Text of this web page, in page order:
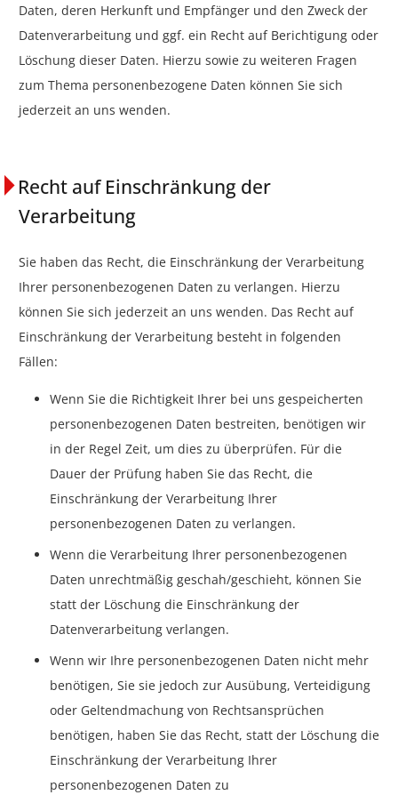
Daten, deren Herkunft und Empfänger und den Zweck der
Datenverarbeitung und ggf. ein Recht auf Berichtigung oder
Löschung dieser Daten. Hierzu sowie zu weiteren Fragen
zum Thema personenbezogene Daten können Sie sich
jederzeit an uns wenden.
Recht auf Einschränkung der
Verarbeitung
Sie haben das Recht, die Einschränkung der Verarbeitung
Ihrer personenbezogenen Daten zu verlangen. Hierzu
können Sie sich jederzeit an uns wenden. Das Recht auf
Einschränkung der Verarbeitung besteht in folgenden
Fällen:
Wenn Sie die Richtigkeit Ihrer bei uns gespeicherten
personenbezogenen Daten bestreiten, benötigen wir
in der Regel Zeit, um dies zu überprüfen. Für die
Dauer der Prüfung haben Sie das Recht, die
Einschränkung der Verarbeitung Ihrer
personenbezogenen Daten zu verlangen.
Wenn die Verarbeitung Ihrer personenbezogenen
Daten unrechtmäßig geschah/geschieht, können Sie
statt der Löschung die Einschränkung der
Datenverarbeitung verlangen.
Wenn wir Ihre personenbezogenen Daten nicht mehr
benötigen, Sie sie jedoch zur Ausübung, Verteidigung
oder Geltendmachung von Rechtsansprüchen
benötigen, haben Sie das Recht, statt der Löschung die
Einschränkung der Verarbeitung Ihrer
personenbezogenen Daten zu